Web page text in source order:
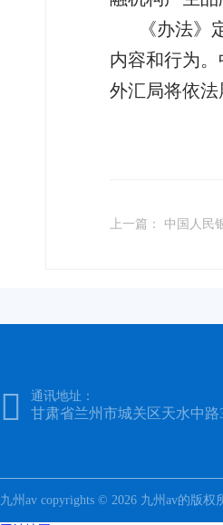
《办法
内容和行为
外汇局将依
上一篇： 中国人
 通讯地址：
甘肃省兰州市城关区天水中路
九州av copyrights © 2026 九州av的版